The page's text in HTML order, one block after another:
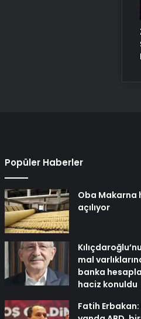
Popüler Haberler
Oba Makarna
açılıyor
mal
banka
haciz konuldu
Fatih Erbakan: